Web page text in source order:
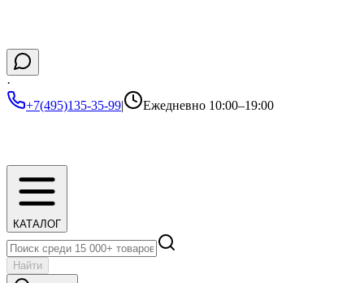
·
+7(495)135-35-99| Ежедневно 10:00–19:00
КАТАЛОГ
Найти